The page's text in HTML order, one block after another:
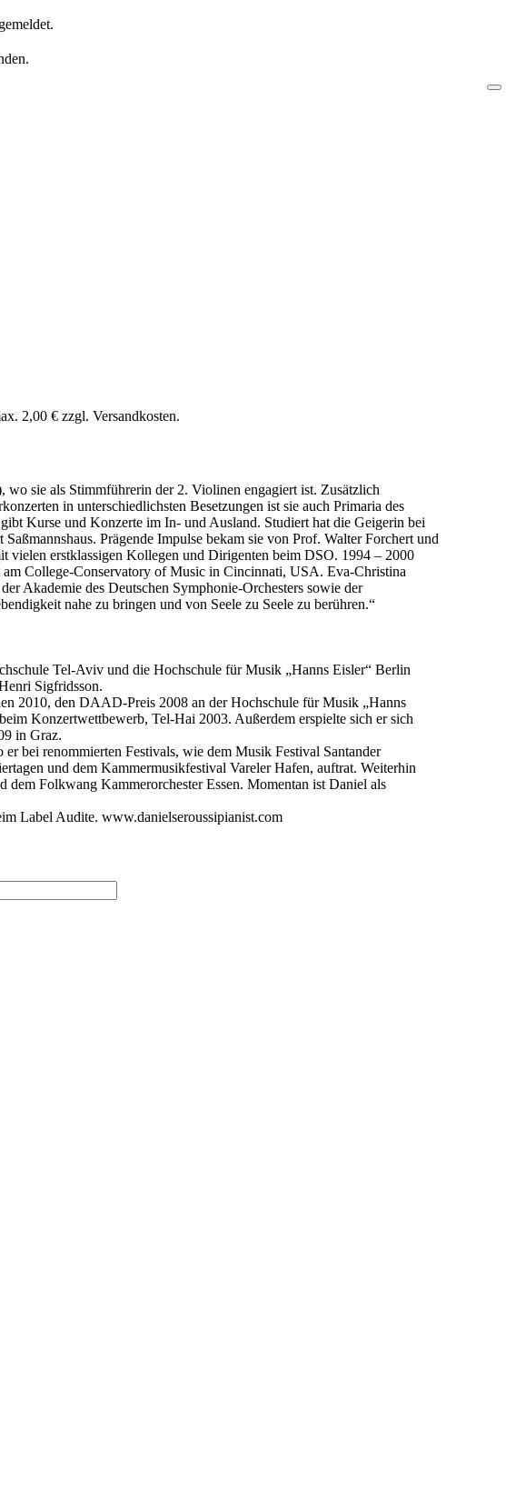
2,00 € zzgl. Versandkosten.
sie als Stimmführerin der 2. Violinen engagiert ist. Zusätzlich
in unterschiedlichsten Besetzungen ist sie auch Primaria des
Kurse und Konzerte im In- und Ausland. Studiert hat die Geigerin bei
Prägende Impulse bekam sie von Prof. Walter Forchert und
vielen erstklassigen Kollegen und Dirigenten beim DSO. 1994 – 2000
College-Conservatory of Music in Cincinnati, USA. Eva-Christina
Akademie des Deutschen Symphonie-Orchesters sowie der
nahe zu bringen und von Seele zu Seele zu berühren.“
Tel-Aviv und die Hochschule für Musik „Hanns Eisler“ Berlin
Sigfridsson.
2010, den DAAD-Preis 2008 an der Hochschule für Musik „Hanns
Konzertwettbewerb, Tel-Hai 2003. Außerdem erspielte sich er sich
in Graz.
bei renommierten Festivals, wie dem Musik Festival Santander
und dem Kammermusikfestival Vareler Hafen, auftrat. Weiterhin
Folkwang Kammerorchester Essen. Momentan ist Daniel als
Label Audite. www.danielseroussipianist.com